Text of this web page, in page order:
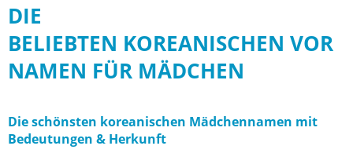
DIE
BELIEBTEN KOREANISCHEN VOR
NAMEN FÜR MÄDCHEN
Die schönsten koreanischen Mädchennamen mit
Bedeutungen & Herkunft